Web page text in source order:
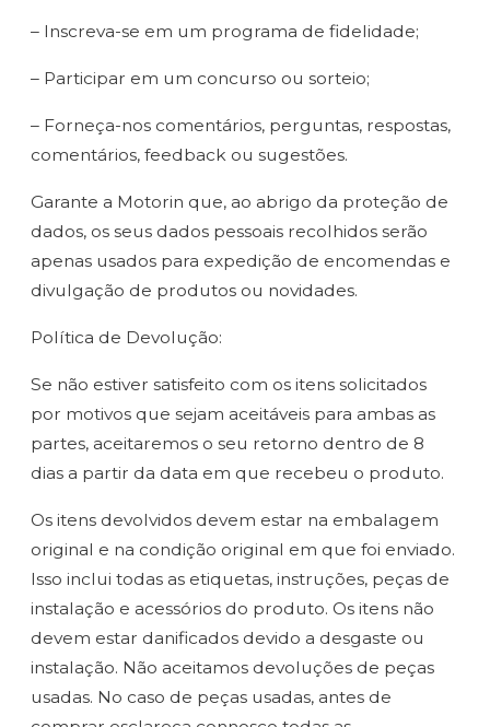
– Inscreva-se em um programa de fidelidade;
– Participar em um concurso ou sorteio;
– Forneça-nos comentários, perguntas, respostas,
comentários, feedback ou sugestões.
Garante a Motorin que, ao abrigo da proteção de
dados, os seus dados pessoais recolhidos serão
apenas usados para expedição de encomendas e
divulgação de produtos ou novidades.
Política de Devolução:
Se não estiver satisfeito com os itens solicitados
por motivos que sejam aceitáveis para ambas as
partes, aceitaremos o seu retorno dentro de 8
dias a partir da data em que recebeu o produto.
Os itens devolvidos devem estar na embalagem
original e na condição original em que foi enviado.
Isso inclui todas as etiquetas, instruções, peças de
instalação e acessórios do produto. Os itens não
devem estar danificados devido a desgaste ou
instalação. Não aceitamos devoluções de peças
usadas. No caso de peças usadas, antes de